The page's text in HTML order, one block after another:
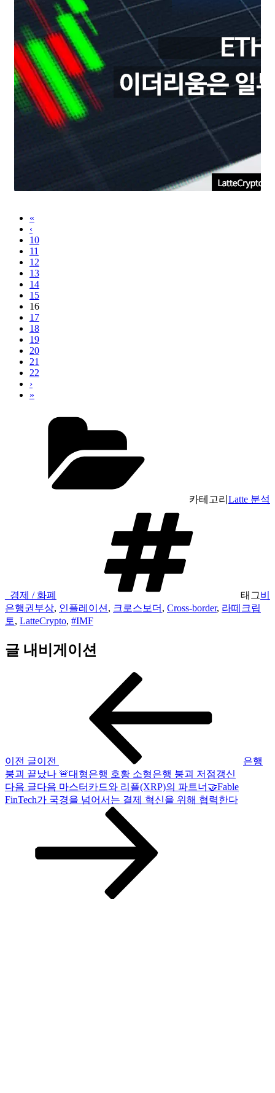
«
‹
10
11
12
13
14
15
16
17
18
19
20
21
22
›
»
카테고리 Latte 분석
_경제 / 화폐 태그비
은행권부상, 인플레이션 , 크로스보더 , Cross-border, 라떼크립
토, LatteCrypto, #IMF
글 내비게이션
이전 글이전
은행
붕괴 끝났나 🚨대형은행 호황 소형은행 붕괴 저점갱신
다음 글다음 마스터카드와 리플(XRP)의 파트너🤝Fable
FinTech가 국경을 넘어서는 결제 혁신을 위해 협력한다